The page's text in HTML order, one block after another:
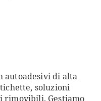
autoadesivi di alta
soluzioni
rimovibili. Gestiamo